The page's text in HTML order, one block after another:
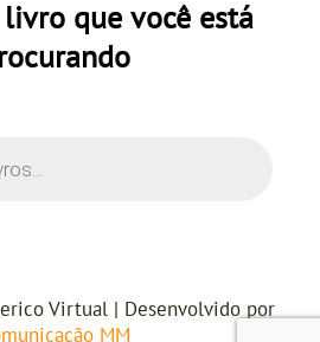
que você está
Virtual | Desenvolvido por
MM